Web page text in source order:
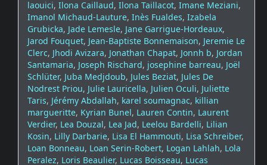
laouici, Ilona Caillaud, Ilona Taillacot, Imane Meziani,
Imanol Michaud-Lauture, Inès Fualdes, Izabela
Grubicka, Jade Lemesle, Jane Garrigue-Hordeaux,
Jarod Fouquet, Jean-Baptiste Bonnemaison, Jeremie Le
Clerc, Jhodi Avizara, Jonathan Chapat, Jonnh b, Jordan
Santamaria, Joseph Rischard, josephine barreau, Joël
Schlüter, Juba Medjdoub, Jules Beziat, Jules De
Nodrest Priou, Julie Lauricella, Julien Oculi, Juliette
Taris, Jérémy Abdallah, karel soumagnac, killian
margueritte, Kyrian Bunel, Lauren Contin, Laurent
Verdier, Lea Douzal, Lea Jad, Leelou Bardelli, Lilian
Kosin, Lilly Darbarie, Lisa El Hammouti, Lisa Schreiber,
Loan Bonneau, Loan Serin-Robert, Logan Lahlah, Lola
Peralez, Loris Beaulier, Lucas Boisseau, Lucas